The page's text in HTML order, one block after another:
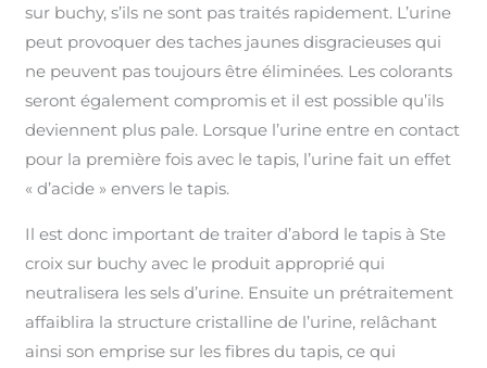
sur buchy, s’ils ne sont pas traités rapidement. L’urine
peut provoquer des taches jaunes disgracieuses qui
ne peuvent pas toujours être éliminées. Les colorants
seront également compromis et il est possible qu’ils
deviennent plus pale. Lorsque l’urine entre en contact
pour la première fois avec le tapis, l’urine fait un effet
« d’acide » envers le tapis.
Il est donc important de traiter d’abord le tapis à Ste
croix sur buchy avec le produit approprié qui
neutralisera les sels d’urine. Ensuite un prétraitement
affaiblira la structure cristalline de l’urine, relâchant
ainsi son emprise sur les fibres du tapis, ce qui